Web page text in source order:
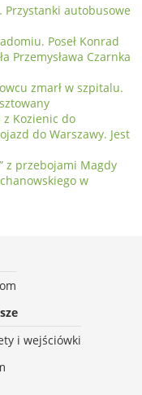
autobusowe
Poseł Konrad
Przemysława Czarnka
zmarł w szpitalu.
Kozienic do
do Warszawy. Jest
z przebojami Magdy
w
i wejściówki